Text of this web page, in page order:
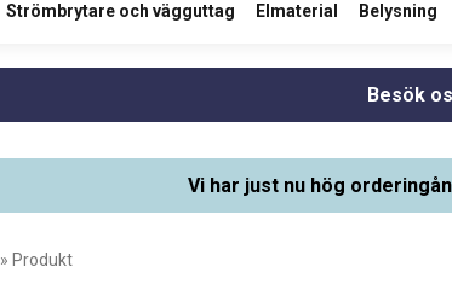
Strömbrytare och vägguttag Elmaterial Belysning
Besök
Vi har just nu hög
» Produkt